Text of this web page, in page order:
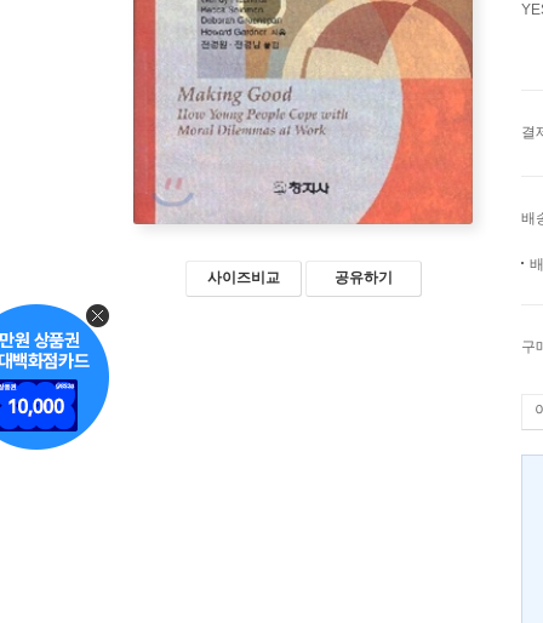
사이즈비교 공유하기
결
배
구